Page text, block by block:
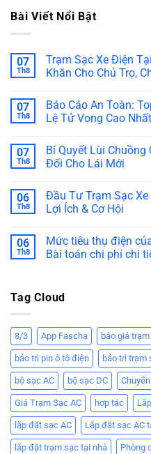
Bài Viết Nổi Bật
07
Th8
Trạm Sạc Xe Điện
Khăn Cho Chủ Trọ,
07
Th8
Báo Cáo An Toàn:
Lệ Tử Vong Cao
07
Th8
Bí Quyết Lùi Chuồng
Đối Cho Lái Mới
06
Th8
Đầu Tư Trạm Sạc
Lợi Ích & Cơ Hội
06
Th8
Mức tiêu thụ điện
Bài toán chi phí chi
Tag Cloud
8/3 App Fascha báo giá
bảo trì pin ô tô điện bảo trì trạm
bộ sạc AC bộ sạc DC
Giá Trạm Sạc AC hợp tác
lắp đặt sạc AC Lắp đặt sạc AC
lắp đặt trạm sạc tại nhà Phòng